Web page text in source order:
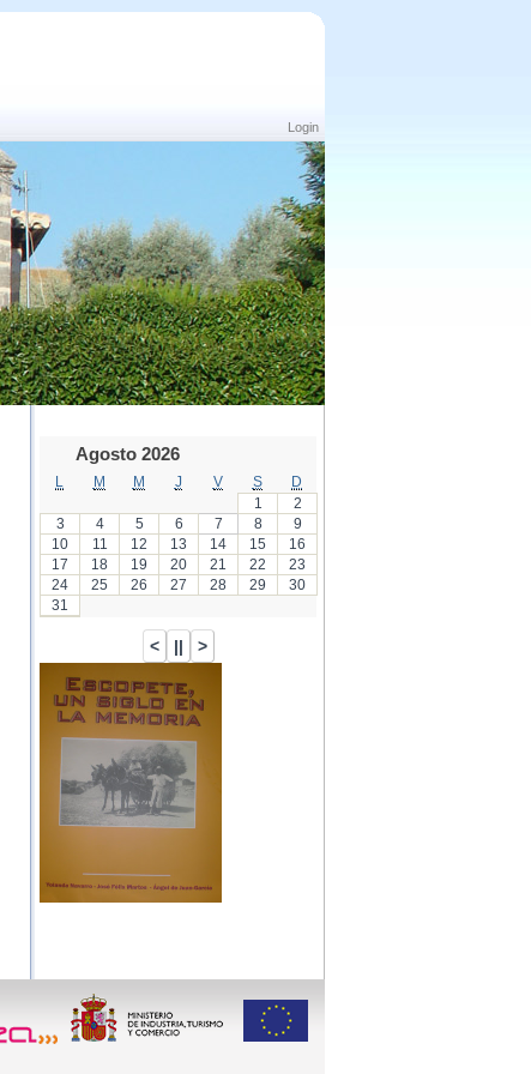
Login
Agosto 2026
M M J V S
D
1
2
3
4 5 6 7 8
9
10
11 12 13 14 15
16
17
18 19 20 21 22
23
24
25 26 27 28 29
30
31